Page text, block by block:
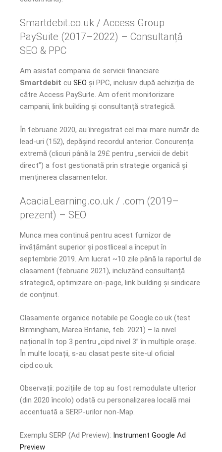
Smartdebit.co.uk / Access Group
PaySuite (2017–2022) – Consultanță
SEO & PPC
Am asistat compania de servicii financiare
Smartdebit cu SEO și PPC, inclusiv după achiziția de
către Access PaySuite. Am oferit monitorizare
campanii, link building și consultanță strategică.
În februarie 2020, au înregistrat cel mai mare număr de
lead-uri (152), depășind recordul anterior. Concurența
extremă (clicuri până la 29£ pentru „servicii de debit
direct”) a fost gestionată prin strategie organică și
menținerea clasamentelor.
AcaciaLearning.co.uk / .com (2019–
prezent) – SEO
Munca mea continuă pentru acest furnizor de
învățământ superior și postliceal a început în
septembrie 2019. Am lucrat ~10 zile până la raportul de
clasament (februarie 2021), incluzând consultanță
strategică, optimizare on-page, link building și sindicare
de conținut.
Clasamente organice notabile pe Google.co.uk (test
Birmingham, Marea Britanie, feb. 2021) – la nivel
național în top 3 pentru „cipd nivel 3” în multiple orașe.
În multe locații, s-au clasat peste site-ul oficial
cipd.co.uk.
Observații: pozițiile de top au fost remodulate ulterior
(din 2020 încolo) odată cu personalizarea locală mai
accentuată a SERP-urilor non-Map.
Exemplu SERP (Ad Preview): Instrument Google Ad
Preview